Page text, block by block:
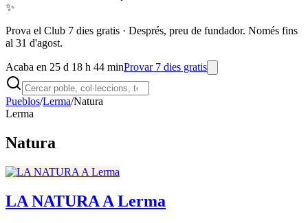
✨
Prova el Club 7 dies gratis · Després, preu de fundador. Només fins
al 31 d'agost.
Acaba en 25 d 18 h 44 minProvar 7 dies gratis
Pueblos/Lerma/Natura
Lerma
Natura
LA NATURA A Lerma